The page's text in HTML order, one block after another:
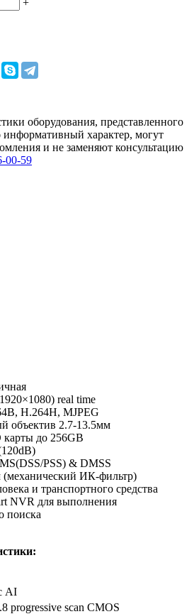
оборудования, представленного
информативный характер, могут
и не заменяют консультацию
00-59
real time
H.264H, MJPEG
объектив 2.7-13.5мм
до 256GB
PSS) & DMSS
ИК-фильтр)
и транспортного средства
NVR для выполнения
поиска
AI
progressive scan CMOS